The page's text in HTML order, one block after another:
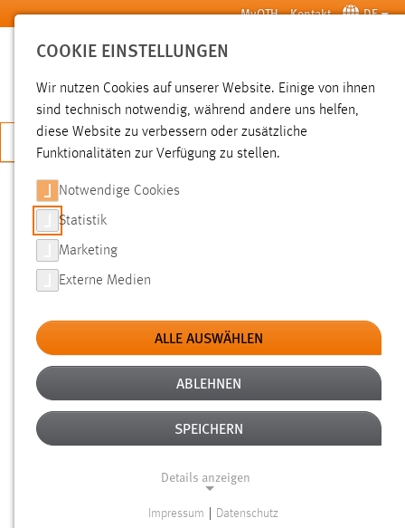
Zum Hauptinhalt springen MyOTH Kontakt DE
SUCHE
JETZT BEWERBEN
SUCHE
FILTER
Typ
Erstellungsdatum
Alter
COOKIE EINSTELLUNGEN
Wir nutzen Cookies auf unserer Website. Einige von ihnen
sind technisch notwendig, während andere uns helfen,
diese Website zu verbessern oder zusätzliche
Funktionalitäten zur Verfügung zu stellen.
Notwendige Cookies
Statistik
Marketing
Externe Medien
ALLE AUSWÄHLEN
ABLEHNEN
SPEICHERN
Details anzeigen
Impressum Datenschutz